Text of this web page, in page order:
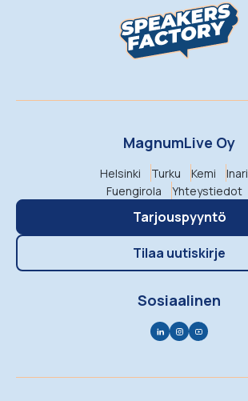
MagnumLive Oy
Helsinki Turku Kemi
Inari
Fuengirola
Yhteystiedot
Tarjouspyyntö
Tilaa uutiskirje
Sosiaalinen